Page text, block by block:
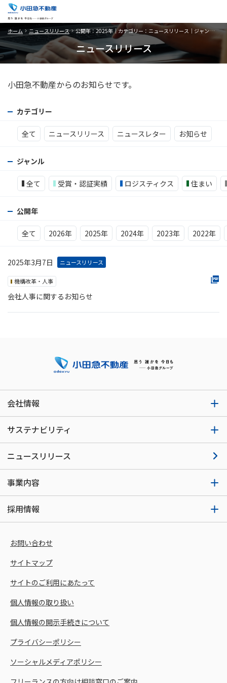
ホーム ニュースリリース 公開年：2025年｜カテゴリー：ニュースリリース｜ジャンル：機構改革・人事
ニュースリリース
小田急不動産からのお知らせです。
カテゴリー
全て ニュースリリース ニュースレター お知らせ
ジャンル
全て 受賞・認証実績 ロジスティクス 住まい
公開年
全て 2026年 2025年 2024年 2023年 2022年
2025年3月7日 ニュースリリース
機構改革・人事
会社人事に関するお知らせ
会社情報
サステナビリティ
ニュースリリース
事業内容
採用情報
お問い合わせ
サイトマップ
サイトのご利用にあたって
個人情報の取り扱い
個人情報の開示手続きについて
プライバシーポリシー
ソーシャルメディアポリシー